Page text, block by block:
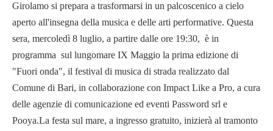
Girolamo si prepara a trasformarsi in un palcoscenico a cielo
aperto all'insegna della musica e delle arti performative. Questa
sera, mercoledì 8 luglio, a partire dalle ore 19:30, è in
programma sul lungomare IX Maggio la prima edizione di
"Fuori onda", il festival di musica di strada realizzato dal
Comune di Bari, in collaborazione con Impact Like a Pro, a cura
delle agenzie di comunicazione ed eventi Password srl e
Pooya.La festa sul mare, a ingresso gratuito, inizierà al tramonto